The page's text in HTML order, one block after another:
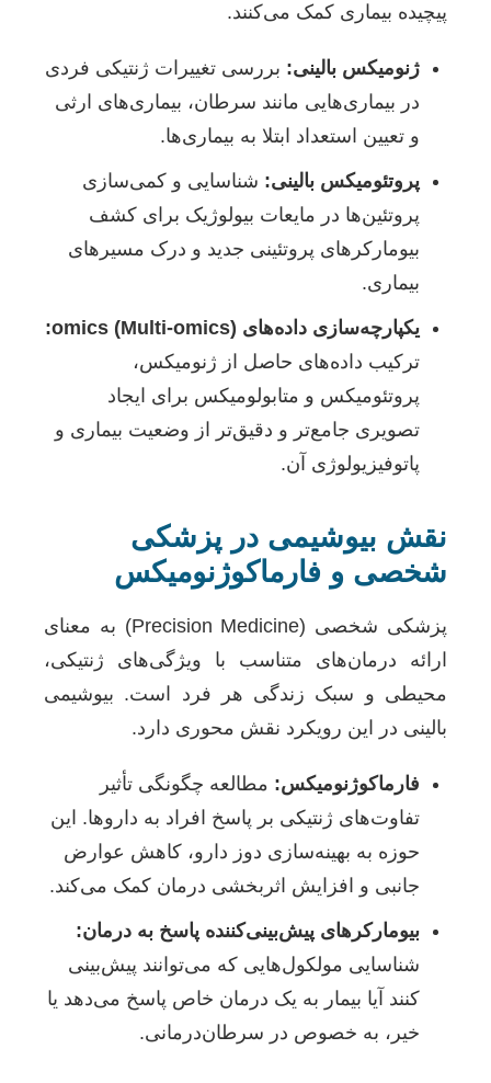
پیچیده بیماری کمک می‌کنند.
ژنومیکس بالینی: بررسی تغییرات ژنتیکی فردی
در بیماری‌هایی مانند سرطان، بیماری‌های ارثی
و تعیین استعداد ابتلا به بیماری‌ها.
پروتئومیکس بالینی: شناسایی و کمی‌سازی
پروتئین‌ها در مایعات بیولوژیک برای کشف
بیومارکرهای پروتئینی جدید و درک مسیرهای
بیماری.
یکپارچه‌سازی داده‌های omics (Multi-omics):
ترکیب داده‌های حاصل از ژنومیکس،
پروتئومیکس و متابولومیکس برای ایجاد
تصویری جامع‌تر و دقیق‌تر از وضعیت بیماری و
پاتوفیزیولوژی آن.
نقش بیوشیمی در پزشکی
شخصی و فارماکوژنومیکس
پزشکی شخصی (Precision Medicine) به معنای
ارائه درمان‌های متناسب با ویژگی‌های ژنتیکی،
محیطی و سبک زندگی هر فرد است. بیوشیمی
بالینی در این رویکرد نقش محوری دارد.
فارماکوژنومیکس: مطالعه چگونگی تأثیر
تفاوت‌های ژنتیکی بر پاسخ افراد به داروها. این
حوزه به بهینه‌سازی دوز دارو، کاهش عوارض
جانبی و افزایش اثربخشی درمان کمک می‌کند.
بیومارکرهای پیش‌بینی‌کننده پاسخ به درمان:
شناسایی مولکول‌هایی که می‌توانند پیش‌بینی
کنند آیا بیمار به یک درمان خاص پاسخ می‌دهد یا
خیر، به خصوص در سرطان‌درمانی.